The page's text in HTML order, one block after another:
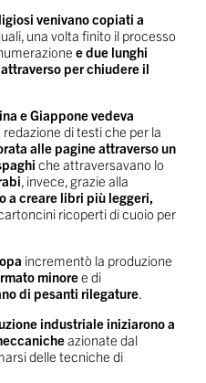
venivano copiati a
una volta finito il processo
e due lunghi
per chiudere il
e Giapponevedeva
redazione di testi che per la
alle pagine attraverso un
che attraversavano lo
, invece, grazie alla
a creare libri più leggeri,
ricoperti di cuoio per
incrementò la produzione
minoree di
di pesanti rilegature.
industriale iniziarono a
azionate dal
delle tecniche di